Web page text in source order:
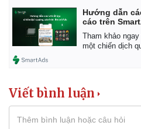
Hướng dẫn
cáo trên
Tham khảo
một chiến dịch
Viết bình luận